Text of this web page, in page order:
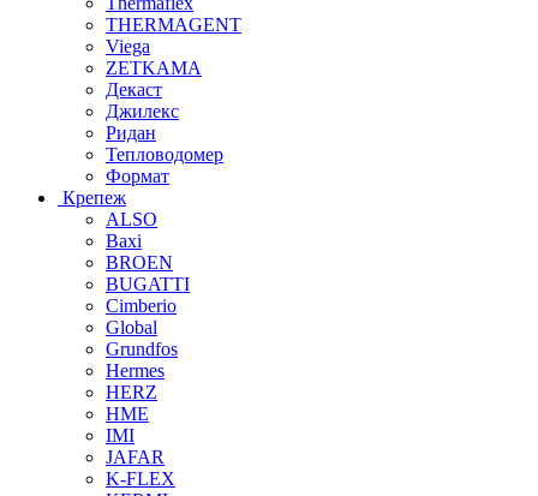
THERMAGENT
Viega
ZETKAMA
Декаст
Джилекс
Ридан
Тепловодомер
Формат
Крепеж
ALSO
Baxi
BROEN
BUGATTI
Cimberio
Global
Grundfos
Hermes
HERZ
HME
IMI
JAFAR
K-FLEX